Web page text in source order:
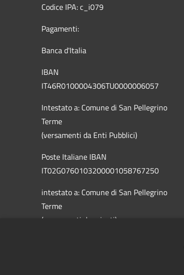
Codice IPA: c_i079
Pagamenti:
Banca d'Italia
IBAN
IT46R0100004306TU0000006057
Intestato a: Comune di San Pellegrino
Terme
(versamenti da Enti Pubblici)
Poste Italiane IBAN
IT02G0760103200001058767250
intestato a: Comune di San Pellegrino
Terme
(versamenti da privati)